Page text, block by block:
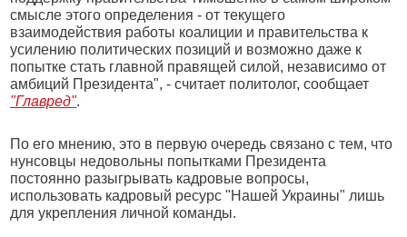
смысле этого определения - от текущего
взаимодействия работы коалиции и правительства к
усилению политических позиций и возможно даже к
попытке стать главной правящей силой, независимо от
амбиций Президента", - считает политолог, сообщает
"Главред".
По его мнению, это в первую очередь связано с тем, что
нунсовцы недовольны попытками Президента
постоянно разыгрывать кадровые вопросы,
использовать кадровый ресурс "Нашей Украины" лишь
для укрепления личной команды.